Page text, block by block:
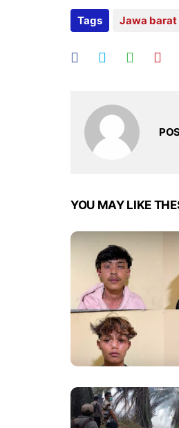
Tags Jawa barat
YOU MAY LIKE